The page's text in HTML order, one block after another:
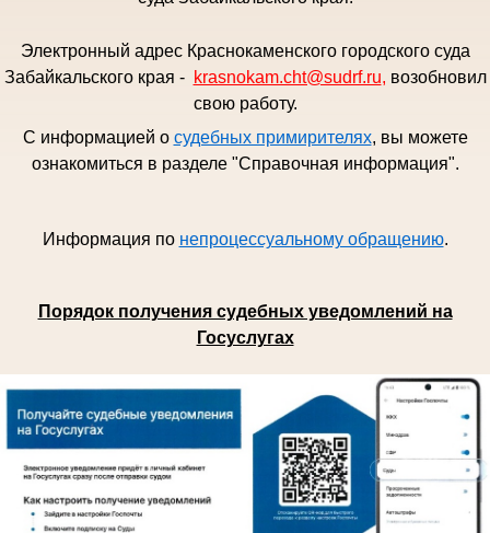
Электронный адрес Краснокаменского городского суда
Забайкальского края - krasnokam.cht@sudrf.ru, возобновил
свою работу.
С информацией о судебных примирителях, вы можете
ознакомиться в разделе "Справочная информация".
Информация по непроцессуальному обращению.
Порядок получения судебных уведомлений на
Госуслугах